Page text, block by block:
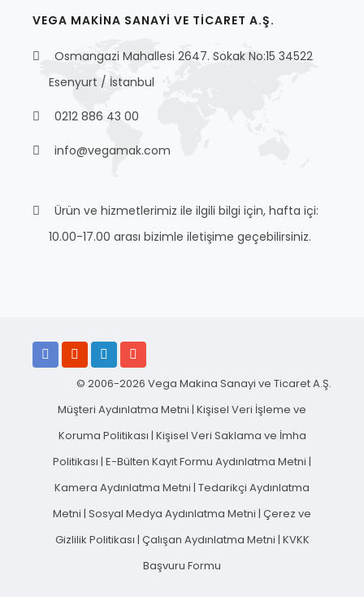
VEGA MAKİNA SANAYİ VE TİCARET A.Ş.
Osmangazi Mahallesi 2647. Sokak No:15 34522
Esenyurt / İstanbul
0212 886 43 00
info@vegamak.com
Ürün ve hizmetlerimiz ile ilgili bilgi için, hafta içi:
10.00-17.00 arası bizimle iletişime geçebilirsiniz.
© 2006-2026 Vega Makina Sanayi ve Ticaret A.Ş.
Müşteri Aydınlatma Metni | Kişisel Veri İşleme ve
Koruma Politikası | Kişisel Veri Saklama ve İmha
Politikası | E-Bülten Kayıt Formu Aydınlatma Metni |
Kamera Aydınlatma Metni | Tedarikçi Aydınlatma
Metni | Sosyal Medya Aydınlatma Metni | Çerez ve
Gizlilik Politikası | Çalışan Aydınlatma Metni | KVKK
Başvuru Formu